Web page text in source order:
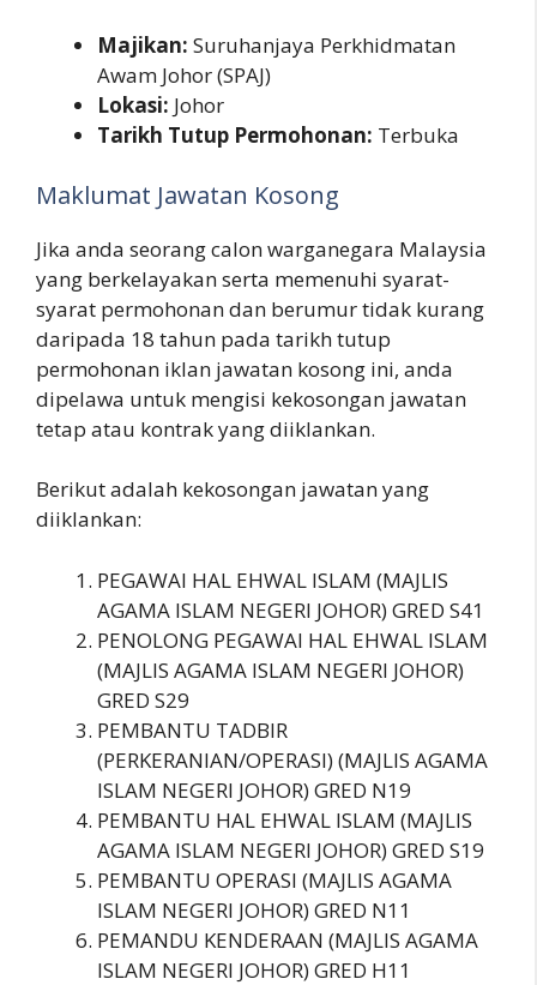
Majikan: Suruhanjaya Perkhidmatan
Awam Johor (SPAJ)
Lokasi: Johor
Tarikh Tutup Permohonan: Terbuka
Maklumat Jawatan Kosong
Jika anda seorang calon warganegara Malaysia
yang berkelayakan serta memenuhi syarat-
syarat permohonan dan berumur tidak kurang
daripada 18 tahun pada tarikh tutup
permohonan iklan jawatan kosong ini, anda
dipelawa untuk mengisi kekosongan jawatan
tetap atau kontrak yang diiklankan.
Berikut adalah kekosongan jawatan yang
diiklankan:
PEGAWAI HAL EHWAL ISLAM (MAJLIS
AGAMA ISLAM NEGERI JOHOR) GRED S41
PENOLONG PEGAWAI HAL EHWAL ISLAM
(MAJLIS AGAMA ISLAM NEGERI JOHOR)
GRED S29
PEMBANTU TADBIR
(PERKERANIAN/OPERASI) (MAJLIS AGAMA
ISLAM NEGERI JOHOR) GRED N19
PEMBANTU HAL EHWAL ISLAM (MAJLIS
AGAMA ISLAM NEGERI JOHOR) GRED S19
PEMBANTU OPERASI (MAJLIS AGAMA
ISLAM NEGERI JOHOR) GRED N11
PEMANDU KENDERAAN (MAJLIS AGAMA
ISLAM NEGERI JOHOR) GRED H11